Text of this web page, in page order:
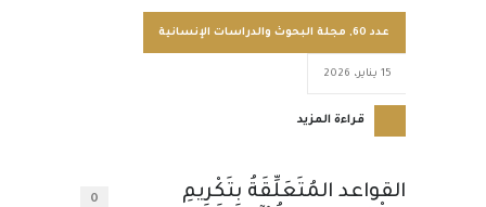
عدد 60 , مجلة البحوث والدراسات الإنسانية
15 يناير، 2026
قراءة المزيد
القواعد المُتَعَلِّقَةُ بِتَكْرِيمِ
0